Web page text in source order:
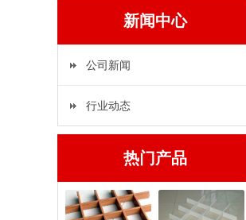
新闻中心
公司新闻
行业动态
热门产品